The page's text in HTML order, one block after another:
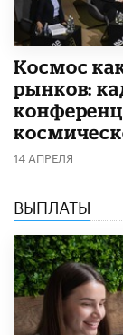
Космос
рынков:
14 АПРЕЛЯ
ВЫПЛАТЫ